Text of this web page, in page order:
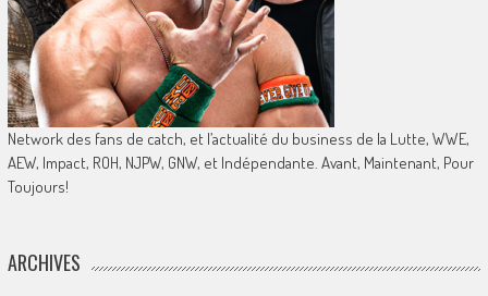
Network des fans de catch, et l’actualité du business de la Lutte, WWE,
AEW, Impact, ROH, NJPW, GNW, et Indépendante. Avant, Maintenant, Pour
Toujours!
ARCHIVES